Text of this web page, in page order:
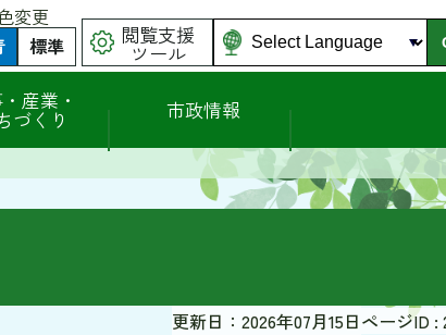
変更
景
色
を
青
色
に
る
標準
景
色
を
戻
閲覧支援
ツール
産業・
づくり 市政情報
更新日：2026年07月15日ページID :